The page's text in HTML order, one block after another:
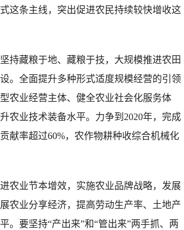
这条主线，突出促进农民持续较快增收这
藏粮于地、藏粮于技，大规模推进农田
。全面提升多种形式适度规模经营的引领
农业经营主体、健全农业社会化服务体
农业技术装备水平。力争到2020年，完成
献率超过60%，农作物耕种收综合机械化
业节本增效，实施农业品牌战略，发展
农业分享经济，提高劳动生产率、土地产
。要坚持“产出来”和“管出来”两手抓、两